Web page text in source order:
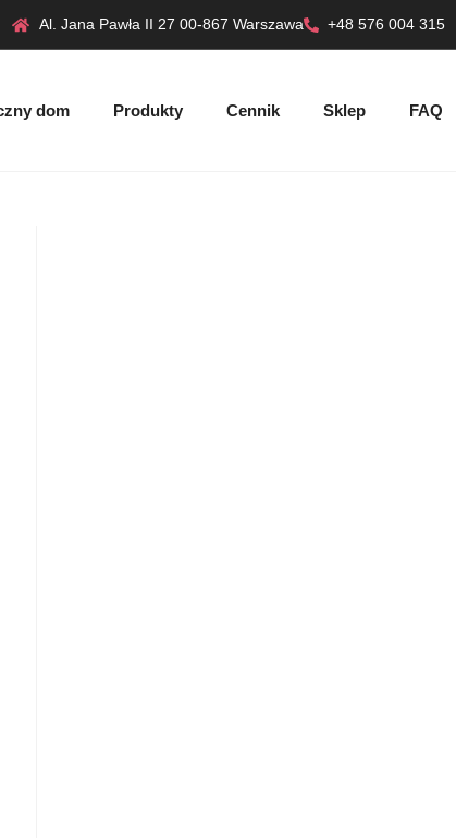
Al. Jana Pawła II 27 00-867 Warszawa +48 576 004 315
dom Produkty Cennik Sklep FAQ